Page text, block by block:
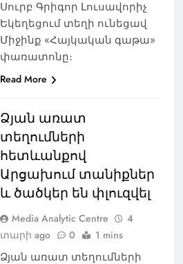
Սուրբ Գրիգոր Լուսավորիչ
Եկեղեցում տեղի ունեցավ
Միջինք «Հայկական գաթա»
փառատոնը։
Read More
Ձյան առատ
տեղումների
հետևանքով
Արցախում տանիքներ
և ծածկեր են փլուզվել
Media Analytic Centre
4
տարի ago
0 1 mins
Ձյան առատ տեղումների